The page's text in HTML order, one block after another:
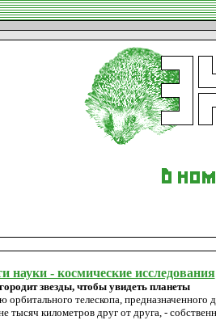
- космические исследования
звезды, чтобы увидеть планеты
телескопа, предназначенного
тысяч километров друг от друга, -